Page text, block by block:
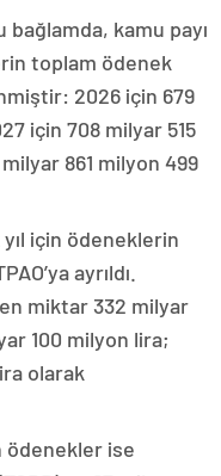
bağlamda, kamu payı
toplam ödenek
2026 için 679
için 708 milyar 515
861 milyon 499
için ödeneklerin
ayrıldı.
miktar 332 milyar
100 milyon lira;
olarak
ödenekler ise